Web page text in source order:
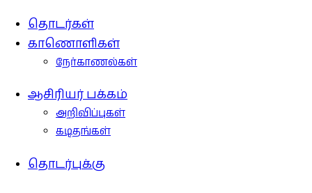
தொடர்கள்
காணொளிகள்
நேர்காணல்கள்
ஆசிரியர் பக்கம்
அறிவிப்புகள்
கடிதங்கள்
தொடர்புக்கு